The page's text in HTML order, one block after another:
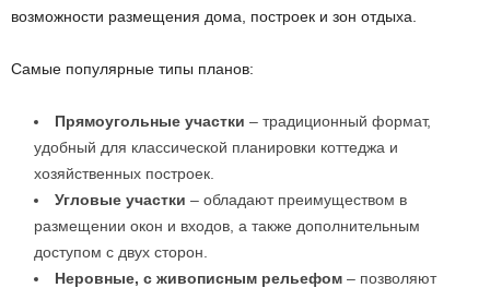
возможности размещения дома, построек и зон отдыха.
Самые популярные типы планов:
Прямоугольные участки – традиционный формат,
удобный для классической планировки коттеджа и
хозяйственных построек.
Угловые участки – обладают преимуществом в
размещении окон и входов, а также дополнительным
доступом с двух сторон.
Неровные, с живописным рельефом – позволяют